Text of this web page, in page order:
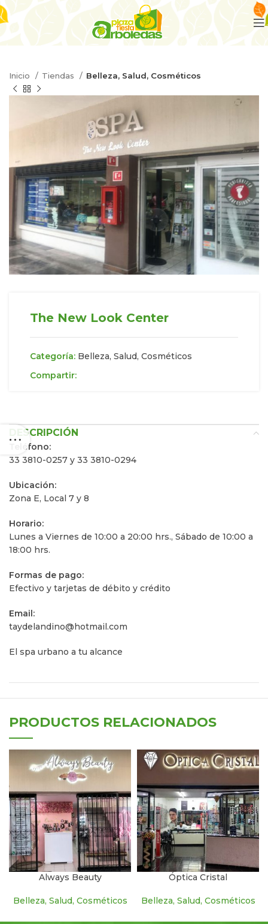
Inicio Tiendas Belleza, Salud, Cosméticos
The New Look Center
Categoría: Belleza, Salud, Cosméticos
Compartir:
DESCRIPCIÓN
Teléfono:
33 3810-0257 y 33 3810-0294
Ubicación:
Zona E, Local 7 y 8
Horario:
Lunes a Viernes de 10:00 a 20:00 hrs., Sábado de 10:00 a
18:00 hrs.
Formas de pago:
Efectivo y tarjetas de débito y crédito
Email:
taydelandino@hotmail.com
El spa urbano a tu alcance
PRODUCTOS RELACIONADOS
Always Beauty
Belleza, Salud, Cosméticos
Óptica Cristal
Belleza, Salud, Cosméticos